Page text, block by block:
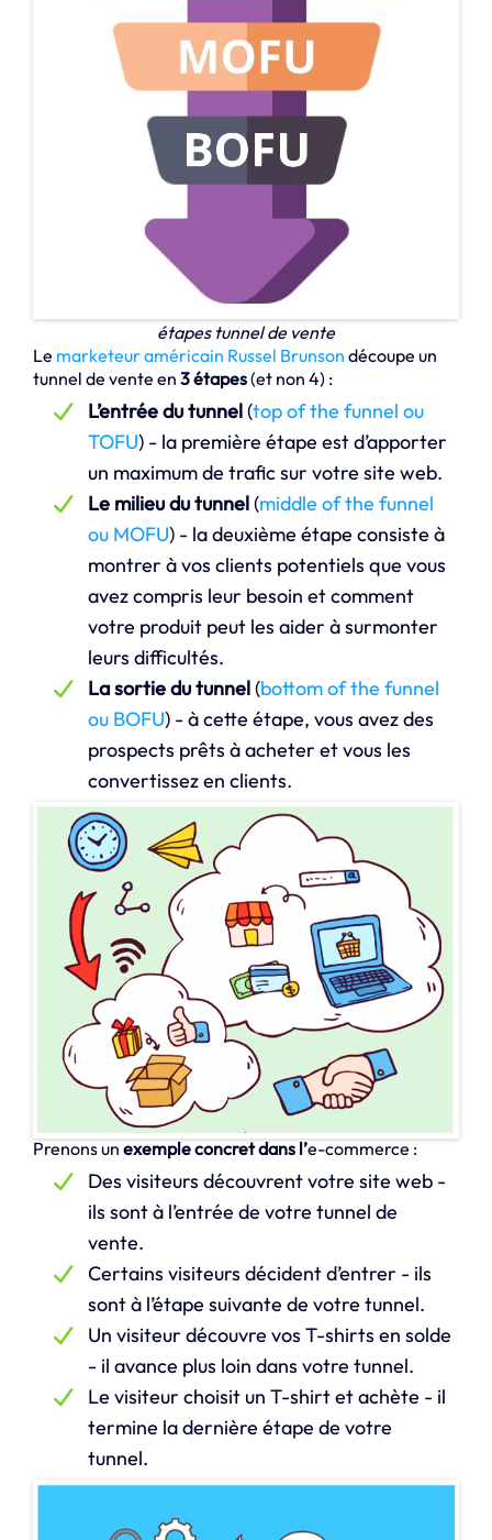
étapes tunnel de vente
Le marketeur américain Russel Brunson découpe un
tunnel de vente en 3 étapes(et non 4) :
L’entrée du tunnel(top of the funnel ou
TOFU) - la première étape est d’apporter
un maximum de trafic sur votre site web.
Le milieu du tunnel(middle of the funnel
ou MOFU) - la deuxième étape consiste à
montrer à vos clients potentiels que vous
avez compris leur besoin et comment
votre produit peut les aider à surmonter
leurs difficultés.
La sortie du tunnel(bottom of the funnel
ou BOFU) - à cette étape, vous avez des
prospects prêts à acheter et vous les
convertissez en clients.
Prenons un exemple concret dans l’e-commerce :
Des visiteurs découvrent votre site web -
ils sont à l’entrée de votre tunnel de
vente.
Certains visiteurs décident d’entrer - ils
sont à l’étape suivante de votre tunnel.
Un visiteur découvre vos T-shirts en solde
- il avance plus loin dans votre tunnel.
Le visiteur choisit un T-shirt et achète - il
termine la dernière étape de votre
tunnel.